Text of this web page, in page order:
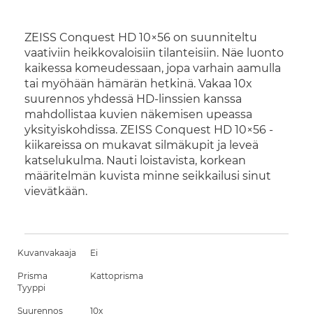
ZEISS Conquest HD 10×56 on suunniteltu
vaativiin heikkovaloisiin tilanteisiin. Näe luonto
kaikessa komeudessaan, jopa varhain aamulla
tai myöhään hämärän hetkinä. Vakaa 10x
suurennos yhdessä HD-linssien kanssa
mahdollistaa kuvien näkemisen upeassa
yksityiskohdissa. ZEISS Conquest HD 10×56 -
kiikareissa on mukavat silmäkupit ja leveä
katselukulma. Nauti loistavista, korkean
määritelmän kuvista minne seikkailusi sinut
vievätkään.
Kuvanvakaaja Ei
Prisma
Tyyppi
Kattoprisma
Suurennos 10x